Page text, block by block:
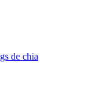
de chia